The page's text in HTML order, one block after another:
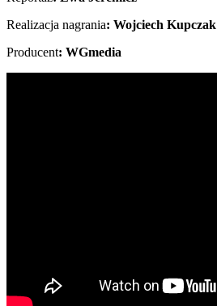
Realizacja nagrania: Wojciech Kupczak
Producent: WGmedia